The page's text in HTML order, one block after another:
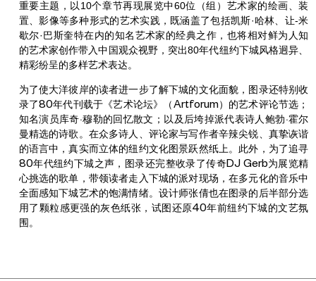
重要主题，以10个章节再现展览中60位（组）艺术家的绘画、装
置、影像等多种形式的艺术实践，既涵盖了包括凯斯·哈林、让-米
歇尔·巴斯奎特在内的知名艺术家的经典之作，也将相对鲜为人知
的艺术家创作带入中国观众视野，突出80年代纽约下城风格迥异、
精彩纷呈的多样艺术表达。
为了使大洋彼岸的读者进一步了解下城的文化面貌，图录还特别收
录了80年代刊载于《艺术论坛》（Artforum）的艺术评论节选；
知名演员库奇·穆勒的回忆散文；以及后垮掉派代表诗人鲍勃·霍尔
曼精选的诗歌。在众多诗人、评论家与写作者辛辣尖锐、真挚诙谐
的语言中，真实而立体的纽约文化图景跃然纸上。此外，为了追寻
80年代纽约下城之声，图录还完整收录了传奇DJ Gerb为展览精
心挑选的歌单，带领读者走入下城的派对现场，在多元化的音乐中
全面感知下城艺术的饱满情绪。设计师张倩也在图录的后半部分选
用了颗粒感更强的灰色纸张，试图还原40年前纽约下城的文艺氛
围。